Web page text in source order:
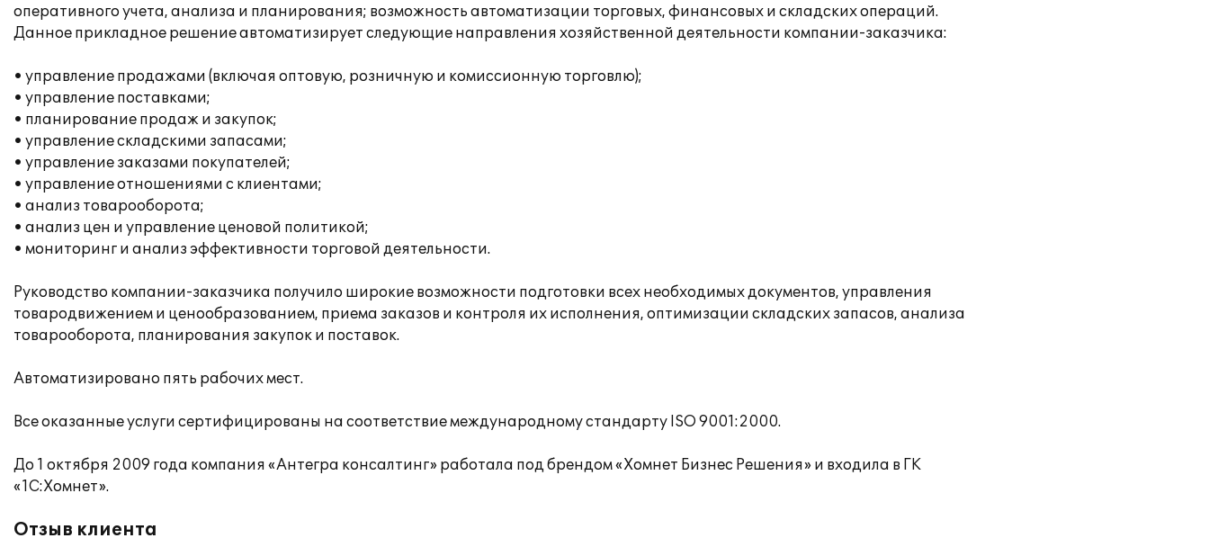
оперативного учета, анализа и планирования; возможность автоматизации торговых, финансовых и складских операций.
Данное прикладное решение автоматизирует следующие направления хозяйственной деятельности компании-заказчика:
• управление продажами (включая оптовую, розничную и комиссионную торговлю);
• управление поставками;
• планирование продаж и закупок;
• управление складскими запасами;
• управление заказами покупателей;
• управление отношениями с клиентами;
• анализ товарооборота;
• анализ цен и управление ценовой политикой;
• мониторинг и анализ эффективности торговой деятельности.
Руководство компании-заказчика получило широкие возможности подготовки всех необходимых документов, управления
товародвижением и ценообразованием, приема заказов и контроля их исполнения, оптимизации складских запасов, анализа
товарооборота, планирования закупок и поставок.
Автоматизировано пять рабочих мест.
Все оказанные услуги сертифицированы на соответствие международному стандарту ISO 9001:2000.
До 1 октября 2009 года компания «Антегра консалтинг» работала под брендом «Хомнет Бизнес Решения» и входила в ГК
«1С:Хомнет».
Отзыв клиента